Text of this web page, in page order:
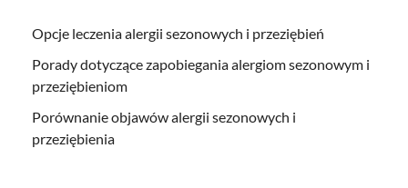
Opcje leczenia alergii sezonowych i przeziębień
Porady dotyczące zapobiegania alergiom sezonowym i
przeziębieniom
Porównanie objawów alergii sezonowych i
przeziębienia